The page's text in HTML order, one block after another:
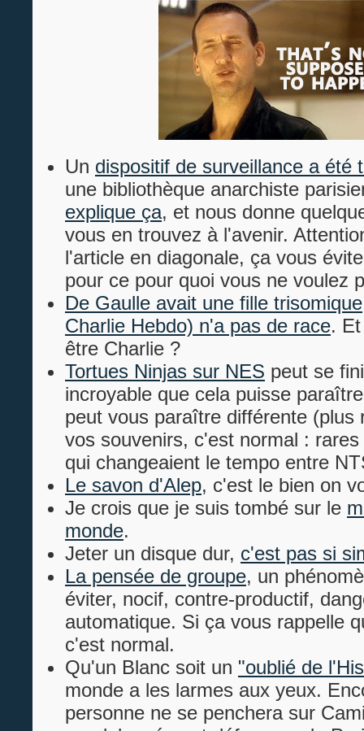
Un dispositif de surveillance a été
une bibliothèque anarchiste
explique ça, et nous donne
vous en trouvez à l'avenir.
l'article en diagonale, ça vous
pour ce pour quoi vous ne voulez
De Gaulle avait une fille trisomique
Charlie Hebdo) n'a pas de race.
être Charlie ?
Tortues Ninjas sur NES peut se
incroyable que cela puisse
peut vous paraître différente (plus
vos souvenirs, c'est normal :
qui changeaient le tempo entre
Le savon d'Alep, c'est le bien on
Je crois que je suis tombé sur le
monde.
Jeter un disque dur, c'est pas si
La pensée de groupe, un
éviter, nocif, contre-productif,
automatique. Si ça vous rappelle
c'est normal.
Qu'un Blanc soit un "oublié de
monde a les larmes aux yeux.
personne ne se penchera sur